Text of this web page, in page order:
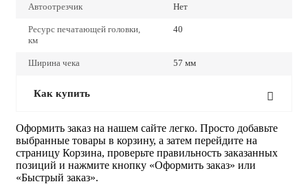
Автоотрезчик Нет
Ресурс печатающей головки,
км
40
Ширина чека 57 мм
Как купить
Оформить заказ на нашем сайте легко. Просто добавьте
выбранные товары в корзину, а затем перейдите на
страницу Корзина, проверьте правильность заказанных
позиций и нажмите кнопку «Оформить заказ» или
«Быстрый заказ».